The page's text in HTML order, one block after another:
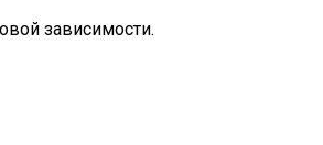
зависимости.